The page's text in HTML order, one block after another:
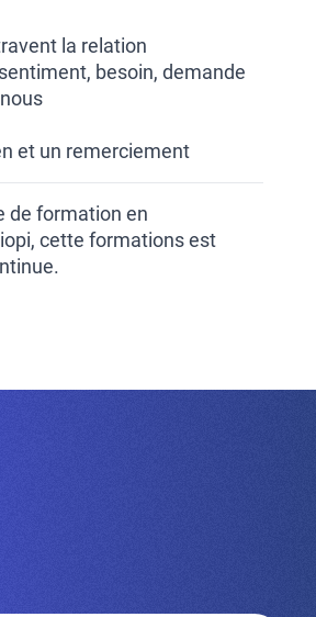
la relation
besoin, demande
et un remerciement
de formation en
cette formations est